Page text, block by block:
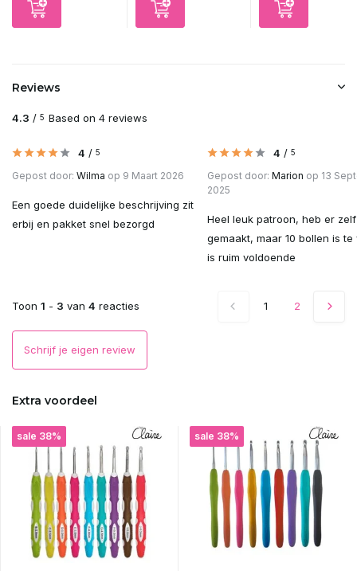
Uitverkocht
Uitverkocht
Uitverkocht
Uitverkocht
Uitverkocht
Uitverkocht
Uitverkocht
Reviews
4.3 / 5 Based on 4 reviews
4 / 5
Gepost door: Wilma op 9 Maart 2026
Een goede duidelijke beschrijving zit
erbij en pakket snel bezorgd
4 / 5
Gepost door: Marion op 13
2025
Heel leuk patroon, heb er
gemaakt, maar 10 bollen is te
is ruim voldoende
Toon 1 - 3 van 4 reacties 1 2
Schrijf je eigen review
Extra voordeel
sale 38% sale 38%